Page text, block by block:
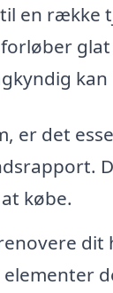
en række
er det
købe.
dit